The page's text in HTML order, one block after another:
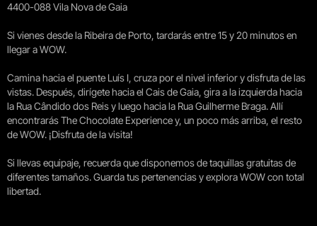
4400-088 Vila Nova de Gaia
Si vienes desde la Ribeira de Porto, tardarás entre 15 y 20 minutos en
llegar a WOW.
Camina hacia el puente Luís I, cruza por el nivel inferior y disfruta de las
vistas. Después, dirígete hacia el Cais de Gaia, gira a la izquierda hacia
la Rua Cândido dos Reis y luego hacia la Rua Guilherme Braga. Allí
encontrarás The Chocolate Experience y, un poco más arriba, el resto
de WOW. ¡Disfruta de la visita!
Si llevas equipaje, recuerda que disponemos de taquillas gratuitas de
diferentes tamaños. Guarda tus pertenencias y explora WOW con total
libertad.